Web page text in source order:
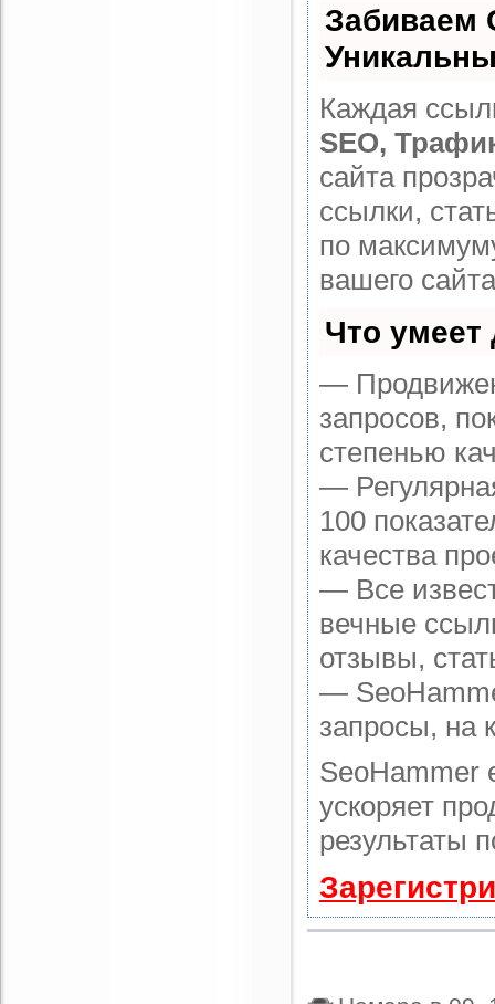
Каждая
SEO,
сайта
ссылки,
по
вашего
Что умеет
—
запросов,
степенью
—
100
качества
— Все
вечные
отзывы,
—
запросы, на
SeoHammer
ускоряет
результаты